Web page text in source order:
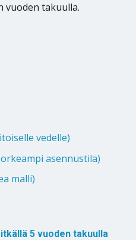
vuoden takuulla.
vedelle)
asennustila)
malli)
5 vuoden takuulla